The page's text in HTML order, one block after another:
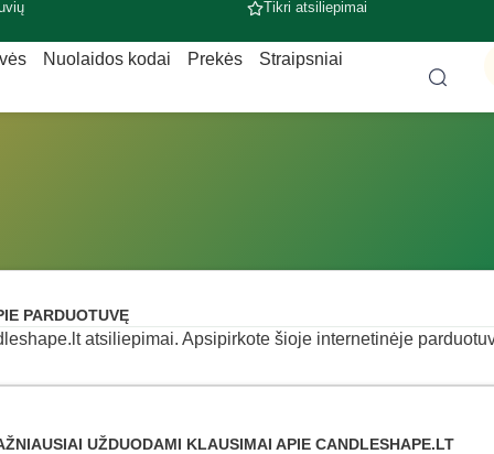
Tikri atsiliepimai
Nuolaidos kodai Prekės Straipsniai
PARDUOTUVĘ
atsiliepimai. Apsipirkote šioje internetinėje
UŽDUODAMI KLAUSIMAI APIE CANDLESHAPE.LT